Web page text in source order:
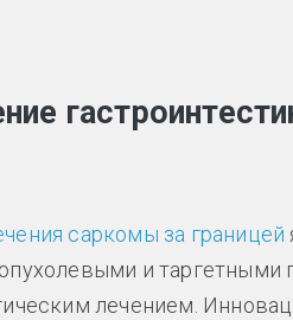
саркомы за границей
и таргетными
лечением.